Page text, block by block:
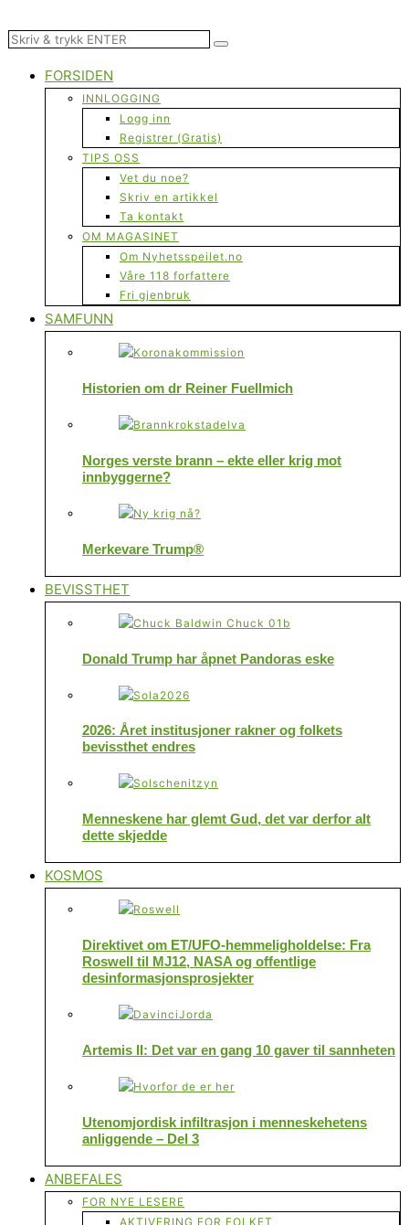
FORSIDEN
INNLOGGING
Logg inn
Registrer (Gratis)
TIPS OSS
Vet du noe?
Skriv en artikkel
Ta kontakt
OM MAGASINET
Om Nyhetsspeilet.no
Våre 118 forfattere
Fri gjenbruk
SAMFUNN
Historien om dr Reiner Fuellmich
Norges verste brann – ekte eller krig mot
innbyggerne?
Merkevare Trump®
BEVISSTHET
Donald Trump har åpnet Pandoras eske
2026: Året institusjoner rakner og folkets
bevissthet endres
Menneskene har glemt Gud, det var derfor alt
dette skjedde
KOSMOS
Direktivet om ET/UFO-hemmeligholdelse: Fra
Roswell til MJ12, NASA og offentlige
desinformasjonsprosjekter
Artemis II: Det var en gang 10 gaver til sannheten
Utenomjordisk infiltrasjon i menneskehetens
anliggende – Del 3
ANBEFALES
FOR NYE LESERE
AKTIVERING FOR FOLKET